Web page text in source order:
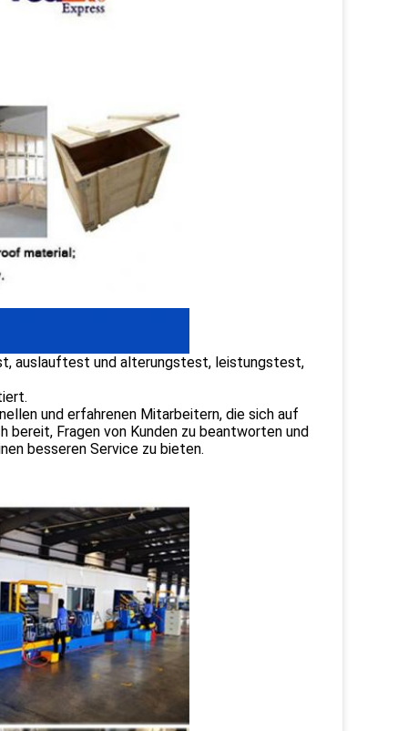
auslauftest und alterungstest, leistungstest,
und erfahrenen Mitarbeitern, die sich auf
bereit, Fragen von Kunden zu beantworten und
besseren Service zu bieten.